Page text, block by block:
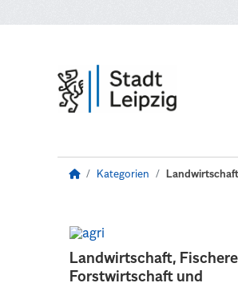
Kategorien
Landwirtschaft,
Forstwirtschaft und